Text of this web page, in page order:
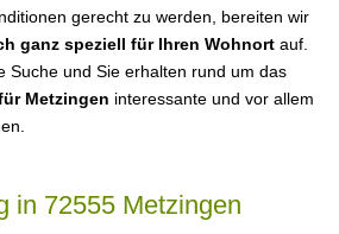
gerecht zu werden, bereiten wir
ganz speziell für Ihren Wohnort auf.
Suche und Sie erhalten rund um das
Metzingen interessante und vor allem
in 72555 Metzingen